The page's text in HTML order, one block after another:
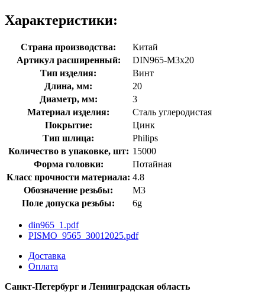
Характеристики:
Страна производства:
Китай
Артикул расширенный:
DIN965-М3х20
Тип изделия:
Винт
Длина, мм:
20
Диаметр, мм:
3
Материал изделия:
Сталь углеродистая
Покрытие:
Цинк
Тип шлица:
Philips
Количество в упаковке, шт: 15000
Форма головки:
Потайная
Класс прочности материала: 4.8
Обозначение резьбы:
М3
Поле допуска резьбы:
6g
din965_1.pdf
PISMO_9565_30012025.pdf
Доставка
Оплата
Санкт-Петербург и Ленинградская область